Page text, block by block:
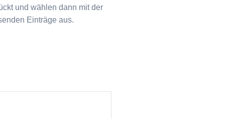
und wählen dann mit der
Einträge aus.